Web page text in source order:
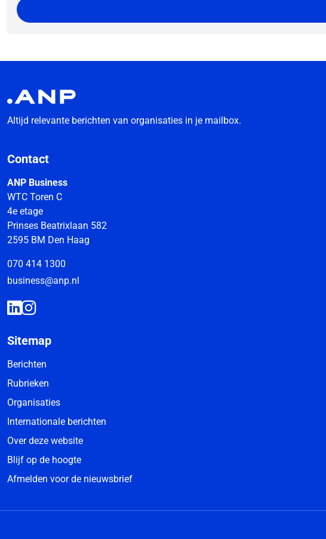
Altijd relevante berichten van organisaties in je mailbox.
Contact
ANP Business
WTC Toren C
4e etage
Prinses Beatrixlaan 582
2595 BM Den Haag
070 414 1300
business@anp.nl
Sitemap
Berichten
Rubrieken
Organisaties
Internationale berichten
Over deze website
Blijf op de hoogte
Afmelden voor de nieuwsbrief